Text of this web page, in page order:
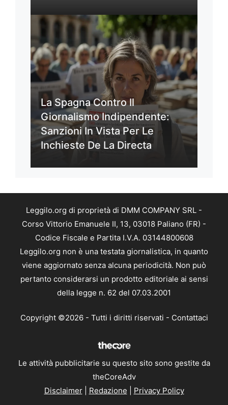
La Spagna Contro Il
Giornalismo Indipendente:
Sanzioni In Vista Per Le
Inchieste De La Directa
Leggilo.org di proprietà di DMM COMPANY SRL -
Corso Vittorio Emanuele II, 13, 03018 Paliano (FR) -
Codice Fiscale e Partita I.V.A. 03144800608
Leggilo.org non è una testata giornalistica, in quanto
viene aggiornato senza alcuna periodicità. Non può
pertanto considerarsi un prodotto editoriale ai sensi
della legge n. 62 del 07.03.2001
Copyright ©2026 - Tutti i diritti riservati - Contattaci
Le attività pubblicitarie su questo sito sono gestite da
theCoreAdv
Disclaimer| Redazione Privacy Policy